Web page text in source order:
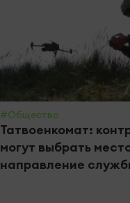
#Общество
Татвоенкомат:
могут выбрать
направление